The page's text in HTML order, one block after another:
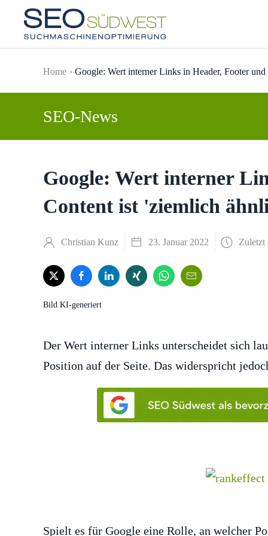
Skip to main content
Home Google: Wert interner Links in Header, Footer
SEO-News
Google: Wert interner
Content ist 'ziemlich
Christian Kunz 23. Januar 2022 Zuletzt
Bild KI-generiert
Der Wert interner Links unterscheidet sich
Position auf der Seite. Das widerspricht
Spielt es für Google eine Rolle, an welcher